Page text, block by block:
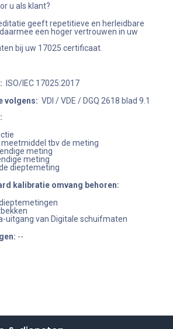
u als klant?
geeft repetitieve en herleidbare
een hoger vertrouwen in uw
bij uw 17025 certificaat.
ISO/IEC 17025:2017
volgens: VDI / VDE / DGQ 2618 blad 9.1
tbv de meting
meting
meting
dieptemeting
kalibratie omvang behoren:
uitgang van Digitale schuifmaten
--